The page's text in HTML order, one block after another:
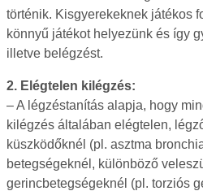
történik. Kisgyerekeknek játékos
könnyű játékot helyezünk és így
illetve belégzést.
2. Elégtelen kilégzés:
– A légzéstanítás alapja, hogy
kilégzés általában elégtelen,
küszködőknél (pl. asztma
betegségeknél, különböző
gerincbetegségeknél (pl. torziós